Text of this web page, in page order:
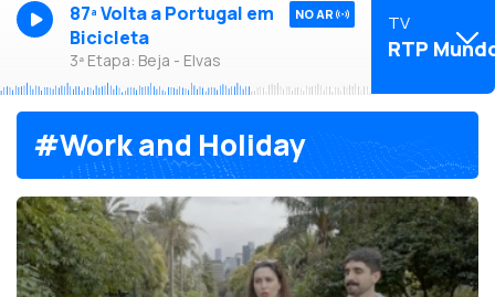
87ª Volta a Portugal em
Bicicleta
3ª Etapa: Beja - Elvas
NO AR TV
RTP
#Work and Holiday